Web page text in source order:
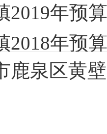
2019年预
2018年预
鹿泉区黄